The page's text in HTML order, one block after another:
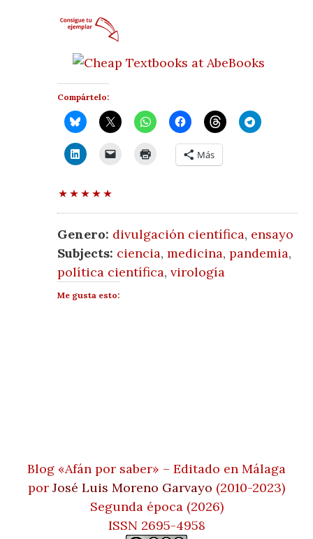
Compártelo:
Más
Genero: divulgación científica, ensayo
Subjects: ciencia,medicina,pandemia,
política científica,virología
Me gusta esto:
Blog «Afán por saber» – Editado en Málaga
por José Luis Moreno Garvayo (2010-2023)
Segunda época (2026)
ISSN 2695-4958